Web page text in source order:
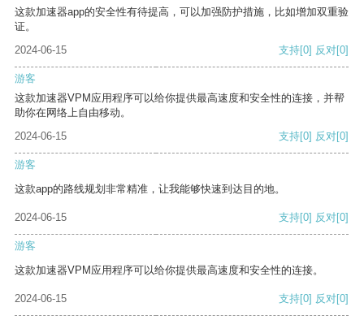
这款加速器app的安全性有待提高，可以加强防护措施，比如增加双重验
证。
2024-06-15
支持[0] 反对[0]
游客
这款加速器VPM应用程序可以给你提供最高速度和安全性的连接，并帮
助你在网络上自由移动。
2024-06-15
支持[0] 反对[0]
游客
这款app的路线规划非常精准，让我能够快速到达目的地。
2024-06-15 支持[0] 反对[0]
游客
这款加速器VPM应用程序可以给你提供最高速度和安全性的连接。
2024-06-15 支持[0] 反对[0]